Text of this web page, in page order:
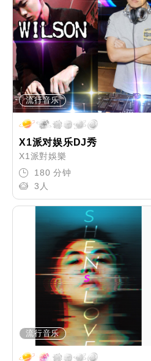
流行音乐
X1派对娱乐DJ秀
X1派對娛樂
180 分钟
3人
流行音乐